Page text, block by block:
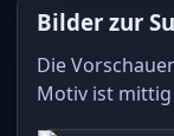
Bilder zur
Die
Motiv ist